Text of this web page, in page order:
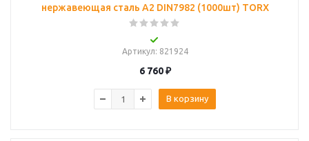
нержавеющая сталь А2 DIN7982 (1000шт) TORX
Артикул: 821924
6 760₽
В корзину